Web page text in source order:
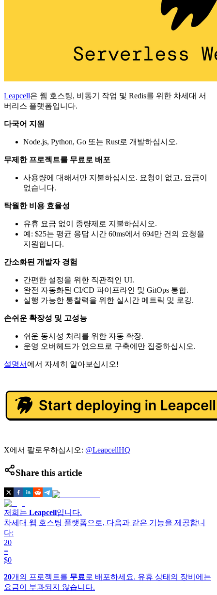
Leapcell은 웹 호스팅, 비동기 작업 및 Redis를 위한 차세대 서
버리스 플랫폼입니다.
다국어 지원
Node.js, Python, Go 또는 Rust로 개발하십시오.
무제한 프로젝트를 무료로 배포
사용량에 대해서만 지불하십시오. 요청이 없고, 요금이
없습니다.
탁월한 비용 효율성
유휴 요금 없이 종량제로 지불하십시오.
예: $25는 평균 응답 시간 60ms에서 694만 건의 요청을
지원합니다.
간소화된 개발자 경험
간편한 설정을 위한 직관적인 UI.
완전 자동화된 CI/CD 파이프라인 및 GitOps 통합.
실행 가능한 통찰력을 위한 실시간 메트릭 및 로깅.
손쉬운 확장성 및 고성능
쉬운 동시성 처리를 위한 자동 확장.
운영 오버헤드가 없으므로 구축에만 집중하십시오.
설명서 에서 자세히 알아보십시오!
X에서 팔로우하십시오: @LeapcellHQ
Share this article
저희는 Leapcell입니다.
차세대 웹 호스팅 플랫폼으로, 다음과 같은 기능을 제공합니
다:
20
=
$0
20개의 프로젝트를 무료 로 배포하세요. 유휴 상태의 장비에는
요금이 부과되지 않습니다.